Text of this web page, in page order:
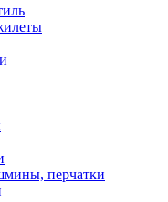
перчатки